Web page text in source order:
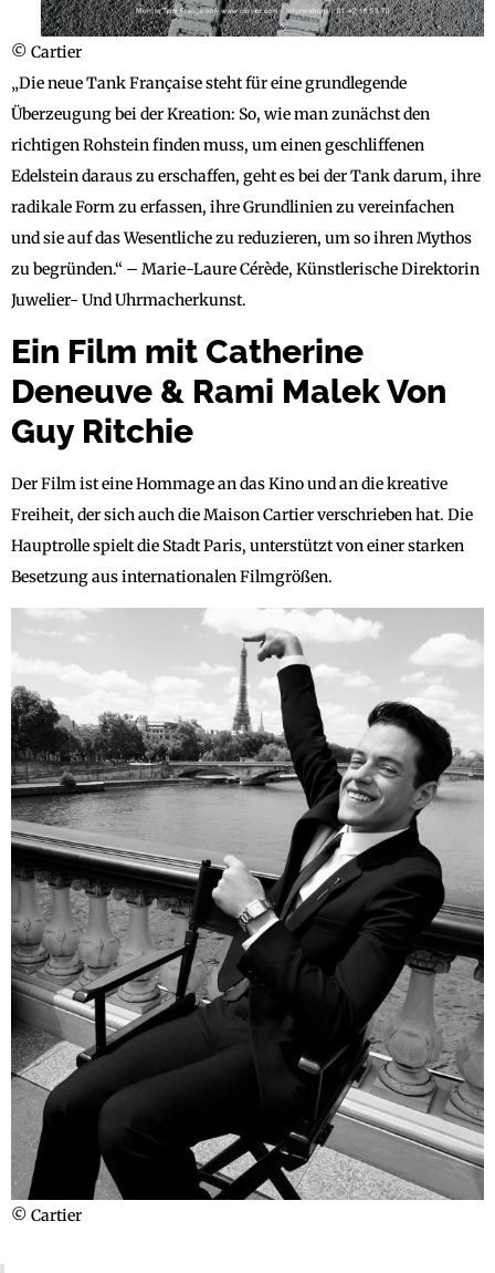
© Cartier
„Die neue Tank Française steht für eine grundlegende
Überzeugung bei der Kreation: So, wie man zunächst den
richtigen Rohstein finden muss, um einen geschliffenen
Edelstein daraus zu erschaffen, geht es bei der Tank darum, ihre
radikale Form zu erfassen, ihre Grundlinien zu vereinfachen
und sie auf das Wesentliche zu reduzieren, um so ihren Mythos
zu begründen.“ – Marie-Laure Cérède, Künstlerische Direktorin
Juwelier- Und Uhrmacherkunst.
Ein Film mit Catherine
Deneuve & Rami Malek Von
Guy Ritchie
Der Film ist eine Hommage an das Kino und an die kreative
Freiheit, der sich auch die Maison Cartier verschrieben hat. Die
Hauptrolle spielt die Stadt Paris, unterstützt von einer starken
Besetzung aus internationalen Filmgrößen.
© Cartier